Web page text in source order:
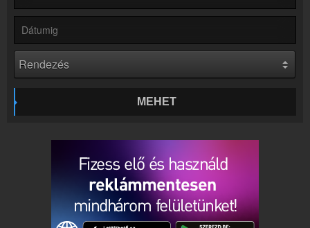
Készítés lépésről lépésre
MEHET